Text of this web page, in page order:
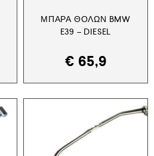
ΜΠΆΡΑ ΘΌΛΩΝ BMW
E39 – DIESEL
€ 65,9